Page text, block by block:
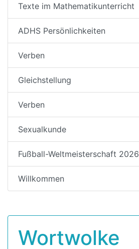
Texte im Mathematikunterricht
ADHS Persönlichkeiten
Verben
Gleichstellung
Verben
Sexualkunde
Fußball-Weltmeisterschaft 2026
Willkommen
Wortwolke